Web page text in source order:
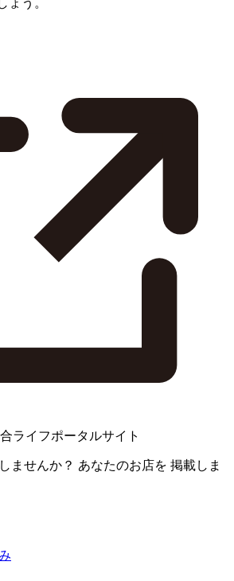
ライフポータルサイト
ませんか？ あなたのお店を 掲載しま